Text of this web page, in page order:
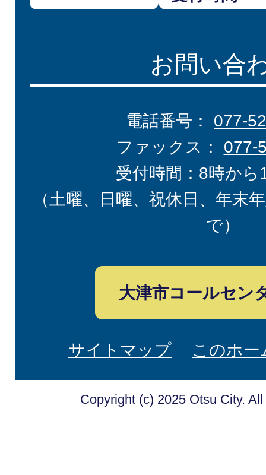
お問い合
電話番号： 077-
ファックス： 077-
受付時間：8時から
（土曜、日曜、祝休日、年末
で）
大津市コールセン
サイトマップ このホ
Copyright (c) 2025 Otsu City.